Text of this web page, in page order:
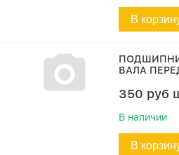
В
ВАЛА
350 руб
В наличии
В